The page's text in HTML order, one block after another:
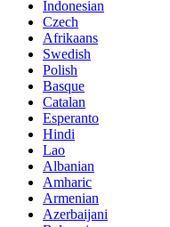
Indonesian
Czech
Afrikaans
Swedish
Polish
Basque
Catalan
Esperanto
Hindi
Lao
Albanian
Amharic
Armenian
Azerbaijani